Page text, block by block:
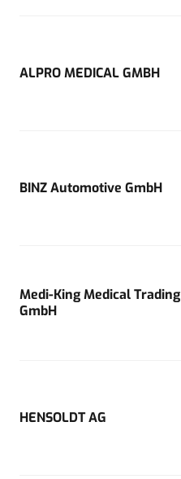
ALPRO MEDICAL GMBH
BINZ Automotive GmbH
Medi-King Medical Trading
GmbH
HENSOLDT AG